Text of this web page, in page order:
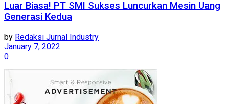
Luar Biasa! PT SMI Sukses Luncurkan Mesin Uang
Generasi Kedua
by Redaksi Jurnal Industry
January 7, 2022
0